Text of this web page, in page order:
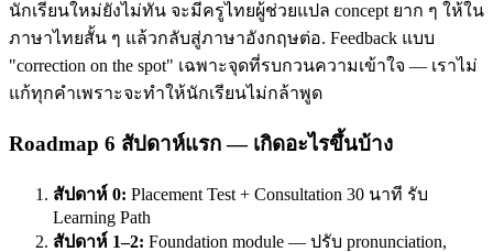
นักเรียนใหม่ยังไม่ทัน จะมีครูไทยผู้ช่วยแปล concept ยาก ๆ ให้ใน
ภาษาไทยสั้น ๆ แล้วกลับสู่ภาษาอังกฤษต่อ. Feedback แบบ
"correction on the spot" เฉพาะจุดที่รบกวนความเข้าใจ — เราไม่
แก้ทุกคำเพราะจะทำให้นักเรียนไม่กล้าพูด
Roadmap 6 สัปดาห์แรก — เกิดอะไรขึ้นบ้าง
สัปดาห์ 0: Placement Test + Consultation 30 นาที รับ
Learning Path
สัปดาห์ 1–2: Foundation module — ปรับ pronunciation,